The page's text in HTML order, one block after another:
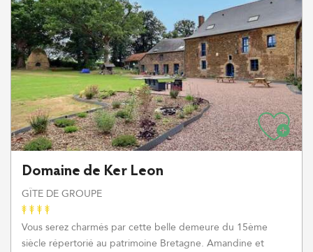
Domaine de Ker Leon
GÎTE DE GROUPE
Vous serez charmés par cette belle demeure du 15ème
siècle répertorié au patrimoine Bretagne. Amandine et